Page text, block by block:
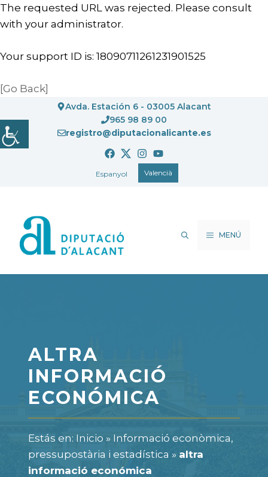
The requested URL was rejected. Please consult
with your administrator.
Your support ID is: 18090711261231901525
[Go Back]
al
contingut
Avda. Estación 6 - 03005 Alacant
965 98 89 00
registro@diputacionalicante.es
Espanyol Valencià
MENÚ
ALTRA
INFORMACIÓ
ECONÓMICA
Estás en: Inicio » Informació econòmica,
pressupostària i estadística » altra
informació económica